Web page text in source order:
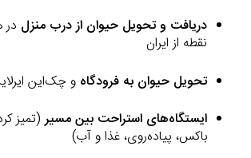
دریافت و تحویل حیوان از درب منزل در
نقطه از ایران
تحویل حیوان به فرودگاه و چک‌این
ایستگاه‌های استراحت بین مسیر(تمیز
باکس، پیاده‌روی، غذا و آب)